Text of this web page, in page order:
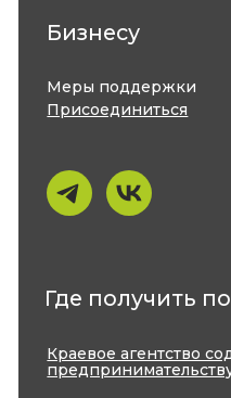
Политика конфиденциальности